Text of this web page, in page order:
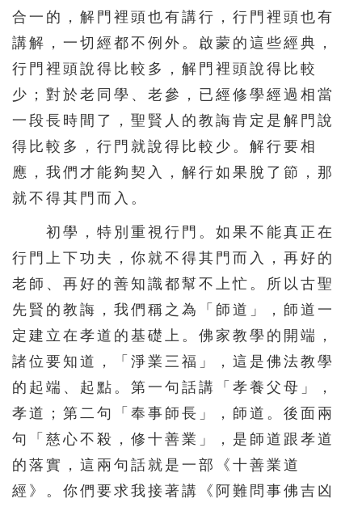
合一的，解門裡頭也有講行，行門裡頭也有
講解，一切經都不例外。啟蒙的這些經典，
行門裡頭說得比較多，解門裡頭說得比較
少；對於老同學、老參，已經修學經過相當
一段長時間了，聖賢人的教誨肯定是解門說
得比較多，行門就說得比較少。解行要相
應，我們才能夠契入，解行如果脫了節，那
就不得其門而入。
初學，特別重視行門。如果不能真正在
行門上下功夫，你就不得其門而入，再好的
老師、再好的善知識都幫不上忙。所以古聖
先賢的教誨，我們稱之為「師道」，師道一
定建立在孝道的基礎上。佛家教學的開端，
諸位要知道，「淨業三福」，這是佛法教學
的起端、起點。第一句話講「孝養父母」，
孝道；第二句「奉事師長」，師道。後面兩
句「慈心不殺，修十善業」，是師道跟孝道
的落實，這兩句話就是一部《十善業道
經》。你們要求我接著講《阿難問事佛吉凶